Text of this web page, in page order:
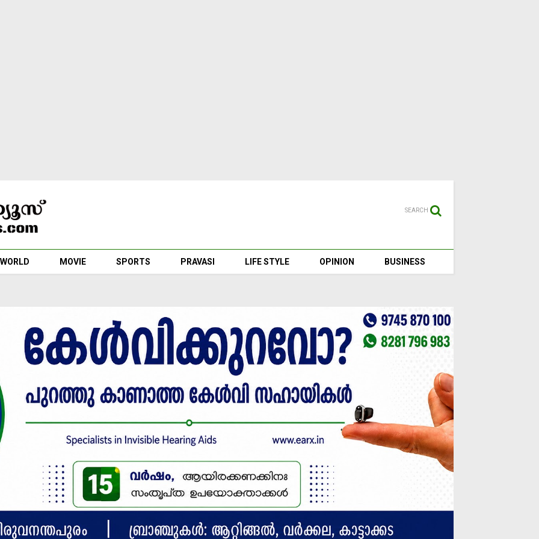
SEARCH
WORLD MOVIE SPORTS PRAVASI LIFE STYLE OPINION BUSINESS